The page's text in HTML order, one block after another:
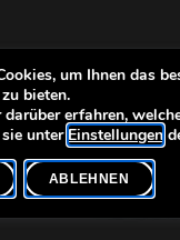
OLYMPUS
um Ihnen das
bieten.
darüber erfahren,
unter Einstellungen
ABLEHNEN